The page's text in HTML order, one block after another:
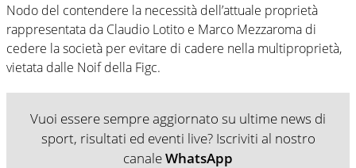
Nodo del contendere la necessità dell’attuale proprietà
rappresentata da Claudio Lotito e Marco Mezzaroma di
cedere la società per evitare di cadere nella multiproprietà,
vietata dalle Noif della Figc.
Vuoi essere sempre aggiornato su ultime news di
sport, risultati ed eventi live? Iscriviti al nostro
canaleWhatsApp